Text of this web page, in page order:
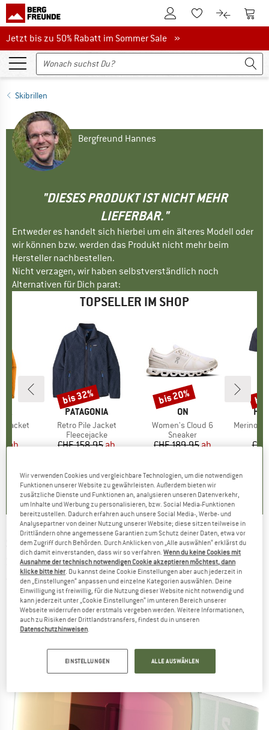
Zum KundenkontoZum Merkzettel.
Zum Zum
Jetzt bis zu 50% Rabatt im Sommer Sale
Jetzt bis zu 50% Rabatt im Sommer Sale »
Skibrillen
Bergfreund Hannes
"DIESES PRODUKT IST NICHT MEHR
LIEFERBAR."
Entweder es handelt sich hierbei um ein älteres Modell oder
wir können bzw. werden das Produkt nicht mehr beim
Hersteller nachbestellen.
Nicht verzagen, wir haben selbstverständlich noch
Alternativen für Dich parat:
TOPSELLER IM SHOP
Jacket
Preis
ab
8
)
MARKE
PATAGONIA
Artikel
Retro Pile Jacket
Produktgruppe
Fleecejacke
Preis
CHF 158.95reduzierter Preis
ab
1
4.6(71)
Rabatt
bis 32%
MARKE
ON
Artikel
Women's Cloud 6
Produktgruppe
Sneaker
Preis
CHF 189.95reduzierter Preis
ab
10
4.7(48)
Rabatt
bis 20%
Artikel
MerinoMix150
SALOMON -Aksium 2.0 S2 (VLT 31%) -
Skibrille
(0)
Wir verwenden Cookies und vergleichbare Technologien, um die notwendigen
Funktionen unserer Website zu gewährleisten. Außerdem bieten wir
zusätzliche Dienste und Funktionen an, analysieren unseren Datenverkehr,
um Inhalte und Werbung zu personalisieren, bzw. Social Media-Funktionen
bereitzustellen. Dadurch erfahren auch unsere Social Media-, Werbe- und
Analysepartner von deiner Nutzung unserer Website; diese sitzen teilweise in
Drittländern ohne angemessene Garantien zum Schutz deiner Daten, etwa vor
dem Zugriff durch Behörden. Durch Anklicken von „Alle auswählen“ erklärst du
dich damit einverstanden, dass wir so verfahren.Wenn du keine Cookies mit
Ausnahme der technisch notwendigen Cookie akzeptieren möchtest, dann
klicke bitte hier . Du kannst deine Cookie Einstellungen aber auch jederzeit in
den „Einstellungen“ anpassen und einzelne Kategorien auswählen. Deine
Einwilligung ist freiwillig, für die Nutzung dieser Website nicht notwendig und
kann jederzeit unter „Cookie Einstellungen“ im unteren Bereich unserer
Webseite widerrufen oder erstmals vergeben werden. Weitere Informationen,
auch zu Risiken der Drittlandstransfers, findest du in unseren
Datenschutzhinweisen
EINSTELLUNGEN ALLE AUSWÄHLEN